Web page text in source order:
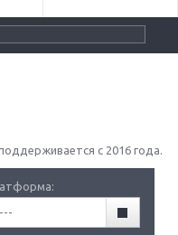
с 2016 года.
---